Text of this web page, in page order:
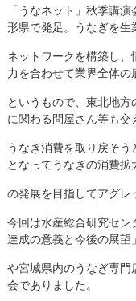
「うなネット」秋季講
形県で発足。うなぎを生
ネットワークを構築し
力を合わせて業界全体の
というもので、東北地
に関わる問屋さん等も交
うなぎ消費を取り戻そ
となってうなぎの消費拡
の発展を目指してアグレ
今回は水産総合研究セ
達成の意義と今後の展
や宮城県内のうなぎ専門
会でありました。